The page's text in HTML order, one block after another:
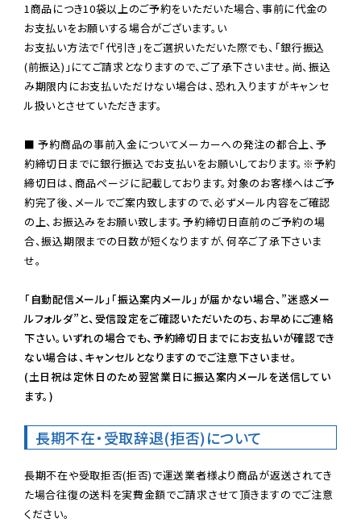
1商品につき10袋以上のご予約をいただいた場合、事前に代金の
お支払いをお願いする場合がございます。い
お支払い方法で「代引き」をご選択いただいた際でも、「銀行振込
(前振込)」にてご請求となりますので、ご了承下さいませ。尚、振込
み期限内にお支払いただけない場合は、恐れ入りますがキャンセ
ル扱いとさせていただきます。
■ 予約商品の事前入金についてメーカーへの発注の都合上、予
約締切日までに銀行振込でお支払いをお願いしております。※予約
締切日は、商品ページに記載しております。対象のお客様へはご予
約完了後、メールでご案内致しますので、必ずメール内容をご確認
の上、お振込みをお願い致します。予約締切日直前のご予約の場
合、振込期限までの日数が短くなりますが、何卒ご了承下さいま
せ。
「自動配信メール」「振込案内メール」が届かない場合、”迷惑メー
ルフォルダ”と、受信設定をご確認いただいたのち、お早めにご連絡
下さい。いずれの場合でも、予約締切日までにお支払いが確認でき
ない場合は、キャンセルとなりますのでご注意下さいませ。
(土日祝は定休日のため翌営業日に振込案内メールを送信してい
ます。)
長期不在・受取辞退(拒否)について
長期不在や受取拒否(拒否)で運送業者様より商品が返送されてき
た場合往復の送料を実費金額でご請求させて頂きますのでご注意
ください。